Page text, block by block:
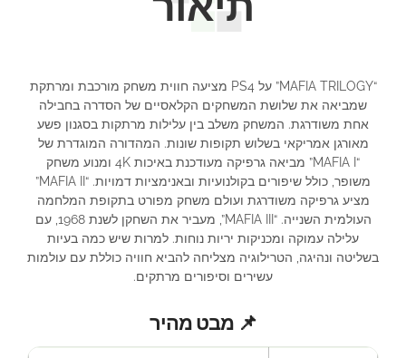
“MAFIA TRILOGY” על PS4 מציעה חווית משחק מורכבת ומרתקת
שמביאה את שלושת המשחקים הקלאסיים של הסדרה בחבילה
אחת משודרגת. המשחק משלב בין עלילות מרתקות בסגנון פשע
מאורגן אמריקאי בשלוש תקופות שונות. המהדורה המוגדרת של
“MAFIA I” מביאה גרפיקה מעודכנת באיכות 4K ומנוע משחק
משופר, כולל שיפורים בקולנועיות ובאנימציות דמויות. “MAFIA II”
מציע גרפיקה משודרגת ועולם משחק מפורט בתקופת המלחמה
העולמית השנייה. “MAFIA III”, מעביר את השחקן לשנת 1968, עם
עלילה עמוקה ומכניקות יריות נוחות. למרות שיש כמה בעיות
בשליטה ונהיגה, הטרילוגיה מצליחה להביא חוויה כוללת עם עולמות
עשירים וסיפורים מרתקים.
📌 מבט מהיר